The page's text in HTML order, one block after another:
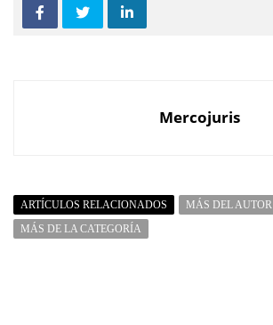
Mercojuris
ARTÍCULOS RELACIONADOS
MÁS DEL AUTOR
MÁS DE LA CATEGORÍA